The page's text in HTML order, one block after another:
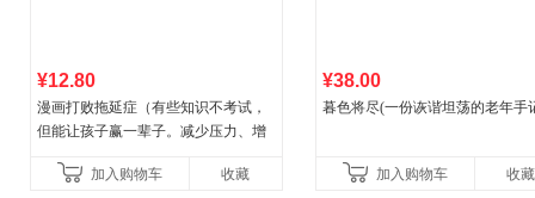
¥12.80
漫画打败拖延症（有些知识不考试，
但能让孩子赢一辈子。减少压力、增
合“小行动”触发大脑行动开
加入购物车 收藏
¥38.00
暮色将尽(一份诙谐坦荡的老年手
加入购物车 收藏